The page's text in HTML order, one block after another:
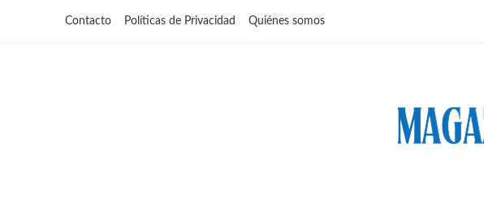
Contacto Políticas de Privacidad Quiénes somos